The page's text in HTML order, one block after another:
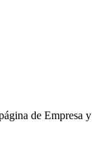
de Empresa